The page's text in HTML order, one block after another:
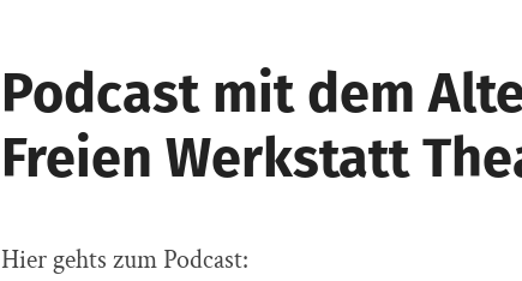
Podcast mit dem
Freien Werkstatt
Hier gehts zum Podcast: